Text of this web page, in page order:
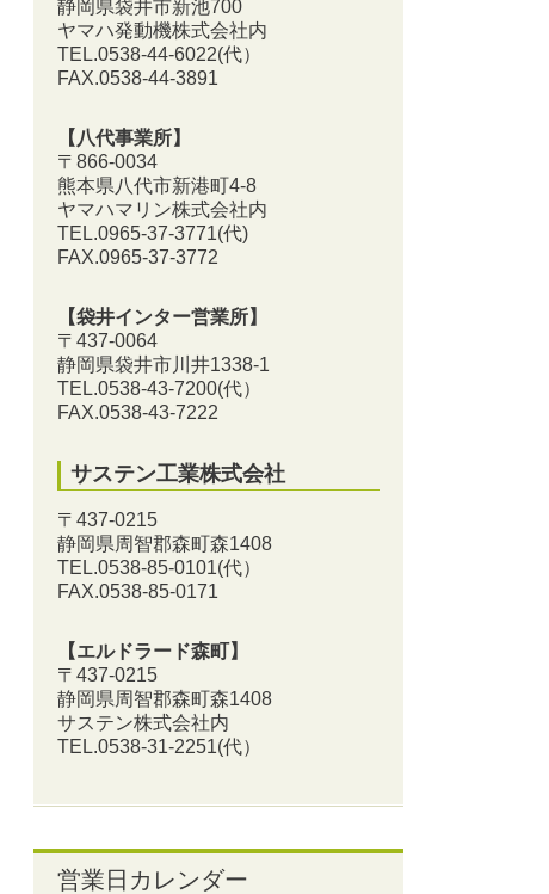
静岡県袋井市新池700
ヤマハ発動機株式会社内
TEL.0538-44-6022(代）
FAX.0538-44-3891
【八代事業所】
〒866-0034
熊本県八代市新港町4-8
ヤマハマリン株式会社内
TEL.0965-37-3771(代)
FAX.0965-37-3772
【袋井インター営業所】
〒437-0064
静岡県袋井市川井1338-1
TEL.0538-43-7200(代）
FAX.0538-43-7222
サステン工業株式会社
〒437-0215
静岡県周智郡森町森1408
TEL.0538-85-0101(代）
FAX.0538-85-0171
【エルドラード森町】
〒437-0215
静岡県周智郡森町森1408
サステン株式会社内
TEL.0538-31-2251(代）
営業日カレンダー